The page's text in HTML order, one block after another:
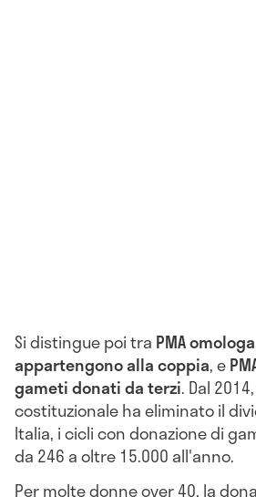
Si distingue poi tra PMA omologa
appartengono alla coppia, e
gameti donati da terzi. Dal
costituzionale ha eliminato il
Italia, i cicli con donazione di
da 246 a oltre 15.000 all'anno.
Per molte donne over 40, la